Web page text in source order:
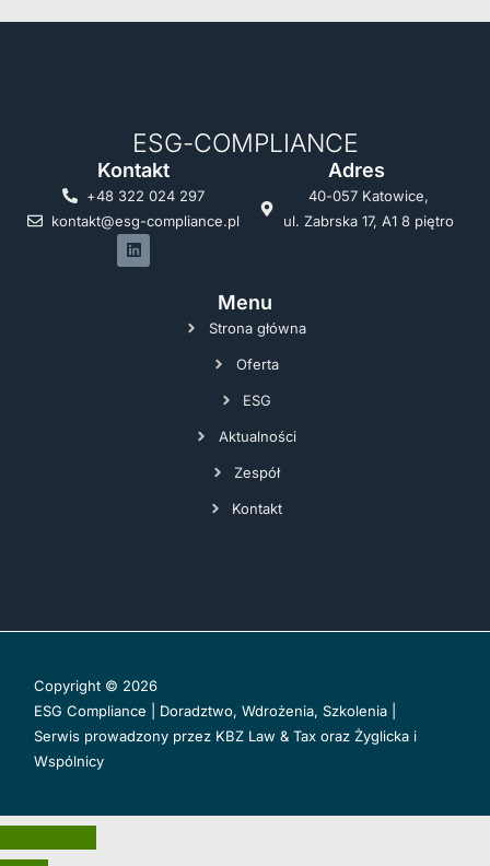
ESG-COMPLIANCE
Kontakt
+48 322 024 297
kontakt@esg-compliance.pl
Adres
40-057 Katowice,
ul. Zabrska 17, A1 8 piętro
Menu
Strona główna
Oferta
ESG
Aktualności
Zespół
Kontakt
Copyright © 2026
ESG Compliance | Doradztwo, Wdrożenia, Szkolenia |
Serwis prowadzony przez KBZ Law & Tax oraz Żyglicka i
Wspólnicy